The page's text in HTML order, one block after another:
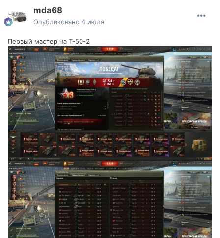
Наверное никто)
mda68
Опубликовано 4 июля
Первый мастер на Т-50-2